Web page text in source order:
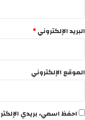
البريد الإلكتروني*
الموقع الإلكتروني
احفظ اسمي، بريدي